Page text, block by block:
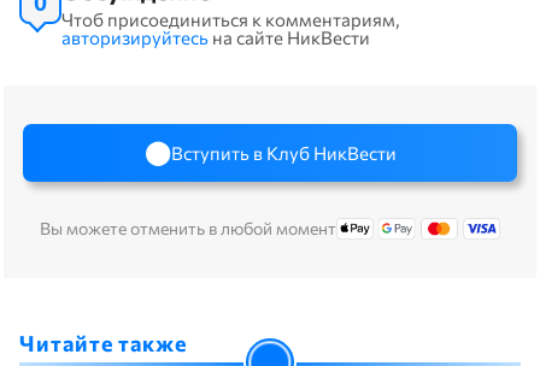
Чтоб присоединиться к комментариям,
авторизируйтесь на сайте НикВести
Вступить в Клуб НикВести
Вы можете отменить в любой момент
Читайте также